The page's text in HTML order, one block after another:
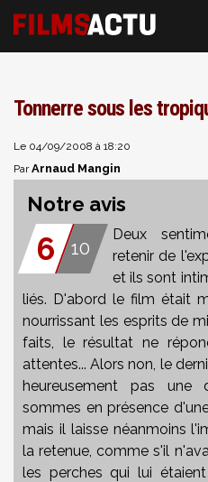
Tonnerre sous les
Le 04/09/2008 à 18:20
ParArnaud Mangin
Notre avis
6 10
Deux
retenir de
et ils sont
liés. D'abord le film était
nourrissant les esprits de
faits, le résultat ne
attentes... Alors non, le
heureusement pas une
sommes en présence
mais il laisse néanmoins
la retenue, comme s'il
les perches qui lui